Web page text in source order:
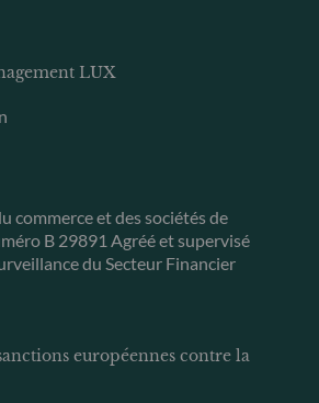
LUX
commerce et des sociétés de
B 29891 Agréé et supervisé
du Secteur Financier
européennes contre la